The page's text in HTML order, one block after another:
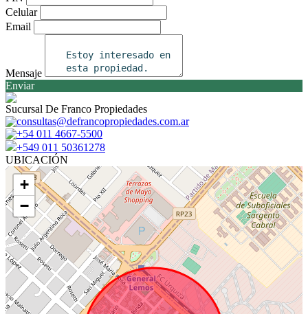
Celular
Email
Mensaje
Enviar
Sucursal De Franco Propiedades
consultas@defrancopropiedades.com.ar
+54 011 4667-5500
+549 011 50361278
UBICACIÓN
+
−